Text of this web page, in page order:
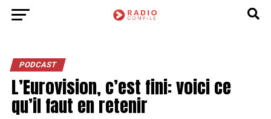
PODCAST
L’Eurovision, c’est fini: voici ce
qu’il faut en retenir